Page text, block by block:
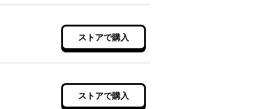
ストアで購入
ストアで購入